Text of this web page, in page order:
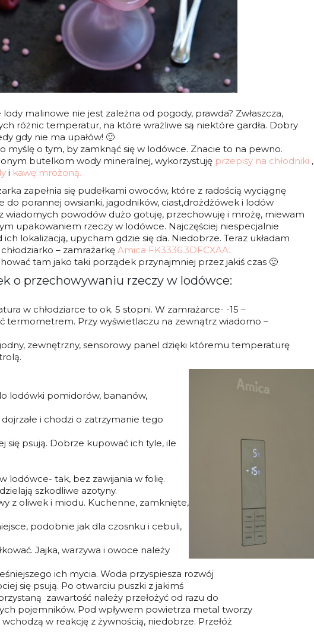
malinowe nie jest zależna od pogody, prawda? Zwłaszcza,
różnic temperatur, na które wrażliwe są niektóre gardła. Dobry
gdy nie ma upałów! 🙂
myślę o tym, by zamknąć się w lodówce. Znacie to na pewno.
butelkom wody mineralnej, wykorzystuję przepisy na chłodniki ,
i kawę mrożoną.
zapełnia się pudełkami owoców, które z radością wyciągnę
do porannej owsianki, jagodników, ciast,drożdżówek i lodów
wiadomych powodów dużo gotuję, przechowuję i mrożę, miewam
upakowaniem rzeczy w lodówce. Najczęściej niespecjalnie
ich lokalizacją, upycham gdzie się da. Niedobrze. Teraz układam
– zamrażarkę Amica FK3336.3DFCXAA.
tam jako taki porządek przynajmniej przez jakiś czas 🙂
o przechowywaniu rzeczy w lodówce:
w chłodziarce to ok. 5 stopni. W zamrażarce- -15 –
termometrem. Przy wyświetlaczu na zewnątrz wiadomo –
zewnętrzny, sensorowy panel dzięki któremu temperaturę
lodówki pomidorów, bananów,
i chodzi o zatrzymanie tego
się psują. Dobrze kupować ich tyle, ile
lodówce- tak, bez zawijania w folię.
szkodliwe azotyny.
z oliwek i miodu. Kuchenne, zamknięte,
podobnie jak dla czosnku i cebuli,
Jajka, warzywa i owoce należy
ich mycia. Woda przyspiesza rozwój
się psują. Po otwarciu puszki z jakimś
zawartość należy przełożyć od razu do
pojemników. Pod wpływem powietrza metal tworzy
w reakcję z żywnością, niedobrze. Przełóż